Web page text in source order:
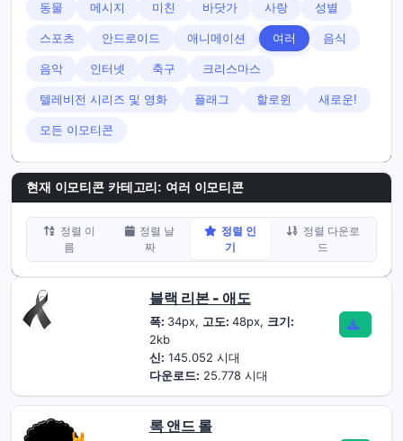
동물 메시지 미친 바닷가 사랑 성별
스포츠 안드로이드 애니메이션 여러 음식
음악 인터넷 축구 크리스마스
텔레비전 시리즈 및 영화 플래그 할로윈 새로운!
모든 이모티콘
현재 이모티콘 카테고리: 여러 이모티콘
정렬 이
름
정렬 날
짜
정렬 인
기
정렬 다운로
드
블랙 리본 - 애도
폭: 34px, 고도: 48px, 크기:
2kb
신: 145.052 시대
다운로드: 25.778 시대
록 앤드 롤